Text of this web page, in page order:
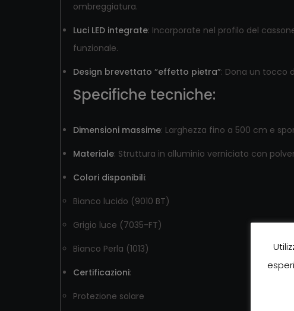
ombreggiatura.
Luci LED integrate: Incorporate nel profilo del
funzionale.
Design brevettato “effetto pietra”: Dona un tocco
Specifiche tecniche:
Dimensioni massime: Larghezza fino a 500 cm e
Materiale: Struttura in alluminio verniciato con
Colori disponibili:
Bianco lucido (9010 BT)
Grigio luce (7035-FT)
Bianco Perla (1013)
Certificazioni:
Protezione solare